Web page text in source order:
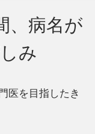
、病名が
み
医を目指したき